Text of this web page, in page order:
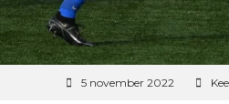
5 november 2022